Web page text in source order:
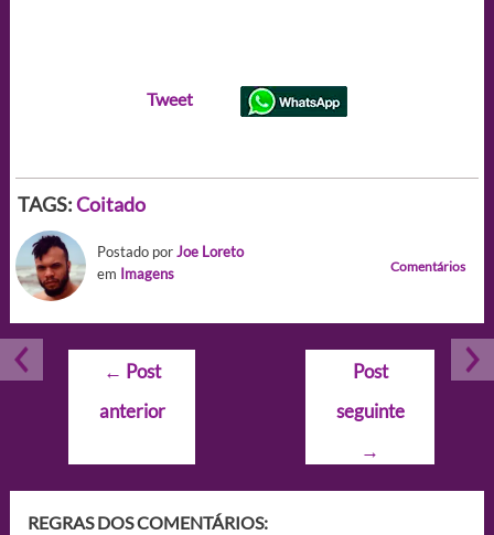
Tweet
TAGS:Coitado
Postado porJoe Loreto
em Imagens Comentários
Navegação
Post
← Post
anterior
Post
seguinte
→
REGRAS DOS COMENTÁRIOS: